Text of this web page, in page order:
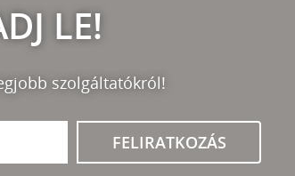
LE!
szolgáltatókról!
FELIRATKOZÁS